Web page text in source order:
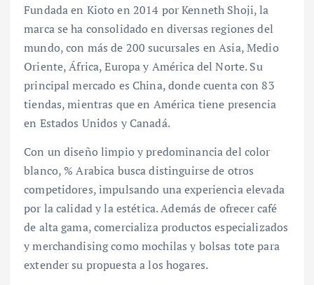
Fundada en Kioto en 2014 por Kenneth Shoji, la
marca se ha consolidado en diversas regiones del
mundo, con más de 200 sucursales en Asia, Medio
Oriente, África, Europa y América del Norte. Su
principal mercado es China, donde cuenta con 83
tiendas, mientras que en América tiene presencia
en Estados Unidos y Canadá.
Con un diseño limpio y predominancia del color
blanco, % Arabica busca distinguirse de otros
competidores, impulsando una experiencia elevada
por la calidad y la estética. Además de ofrecer café
de alta gama, comercializa productos especializados
y merchandising como mochilas y bolsas tote para
extender su propuesta a los hogares.